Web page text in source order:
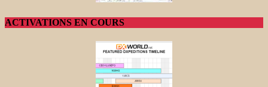
ACTIVATIONS EN COURS